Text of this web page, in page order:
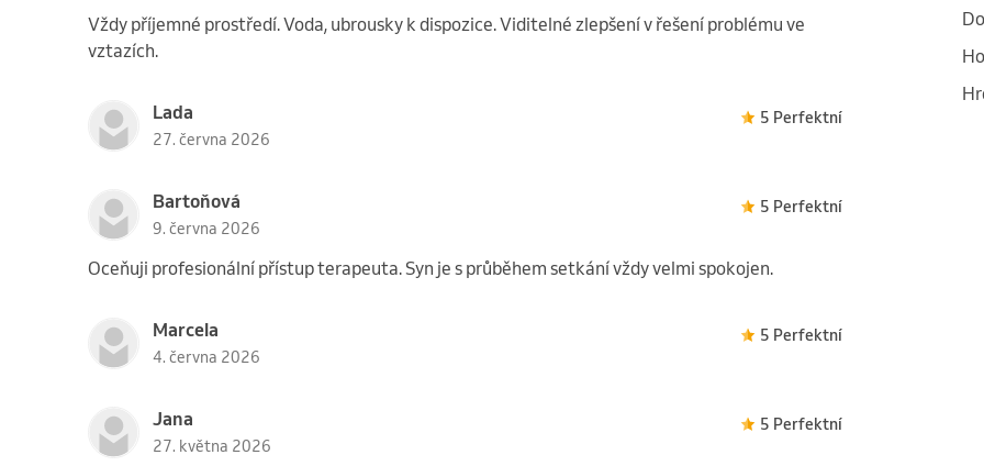
Vždy příjemné prostředí. Voda, ubrousky k dispozice. Viditelné zlepšení v řešení problému ve
vztazích.
Lada
27. června 2026
5 Perfektní
Bartoňová
9. června 2026
5 Perfektní
Oceňuji profesionální přístup terapeuta. Syn je s průběhem setkání vždy velmi spokojen.
Marcela
4. června 2026
5 Perfektní
Jana
27. května 2026
5 Perfektní